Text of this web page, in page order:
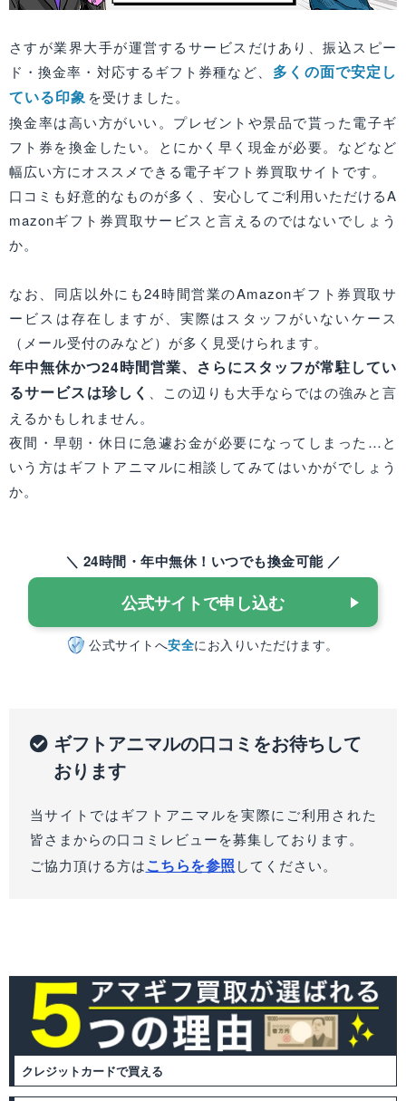
さすが業界大手が運営するサービスだけあり、振込スピー
ド・換金率・対応するギフト券種など、
多くの面で安定し
ている印象 を受けました。
換金率は高い方がいい。プレゼントや景品で貰った電子ギ
フト券を換金したい。とにかく早く現金が必要。などなど
幅広い方にオススメできる電子ギフト券買取サイトです。
口コミも好意的なものが多く、安心してご利用いただけるA
mazonギフト券買取サービスと言えるのではないでしょう
か。
なお、同店以外にも24時間営業のAmazonギフト券買取サ
ービスは存在しますが、実際はスタッフがいないケース
（メール受付のみなど）が多く見受けられます。
年中無休かつ24時間営業、さらにスタッフが常駐してい
るサービスは珍しく 、この辺りも大手ならではの強みと言
えるかもしれません。
夜間・早朝・休日に急遽お金が必要になってしまった…と
いう方はギフトアニマルに相談してみてはいかがでしょう
か。
＼ 24時間・年中無休！いつでも換金可能 ／
公式サイトで申し込む
公式サイトへ安全にお入りいただけます。
ギフトアニマルの口コミをお待ちして
おります
当サイトではギフトアニマルを実際にご利用された
皆さまからの口コミレビューを募集しております。
ご協力頂ける方はこちらを参照 してください。
クレジットカードで買える